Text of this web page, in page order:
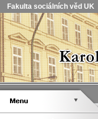
Fakulta sociálních věd UK